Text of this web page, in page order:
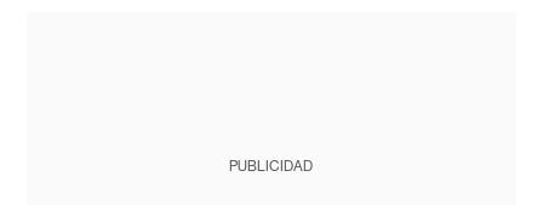
PUBLICIDAD